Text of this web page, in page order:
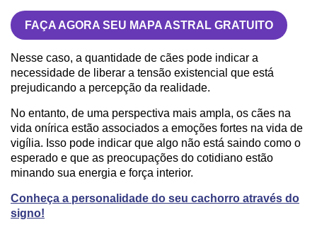
FAÇA AGORA SEU MAPA ASTRAL GRATUITO
Nesse caso, a quantidade de cães pode indicar a
necessidade de liberar a tensão existencial que está
prejudicando a percepção da realidade.
No entanto, de uma perspectiva mais ampla, os cães na
vida onírica estão associados a emoções fortes na vida de
vigília. Isso pode indicar que algo não está saindo como o
esperado e que as preocupações do cotidiano estão
minando sua energia e força interior.
Conheça a personalidade do seu cachorro através do
signo!